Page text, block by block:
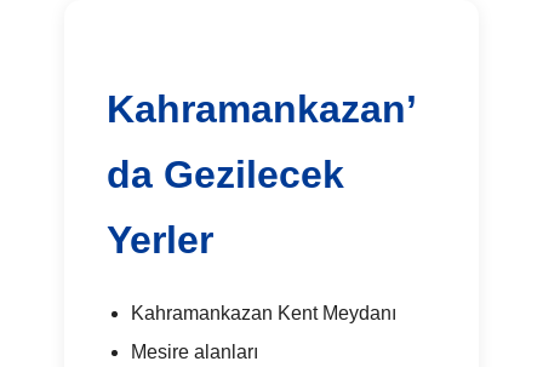
Kahramankazan’
da Gezilecek
Yerler
Kahramankazan Kent Meydanı
Mesire alanları